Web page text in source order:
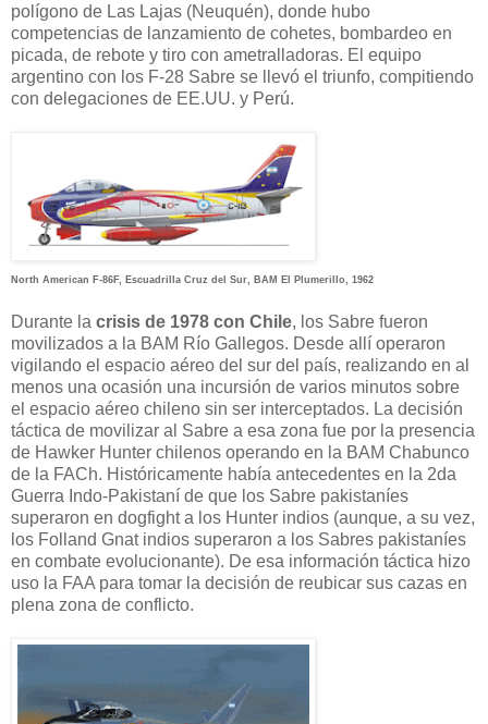
polígono de Las Lajas (Neuquén), donde hubo
competencias de lanzamiento de cohetes, bombardeo en
picada, de rebote y tiro con ametralladoras. El equipo
argentino con los F-28 Sabre se llevó el triunfo, compitiendo
con delegaciones de EE.UU. y Perú.
North American F-86F, Escuadrilla Cruz del Sur, BAM El Plumerillo, 1962
Durante la crisis de 1978 con Chile, los Sabre fueron
movilizados a la BAM Río Gallegos. Desde allí operaron
vigilando el espacio aéreo del sur del país, realizando en al
menos una ocasión una incursión de varios minutos sobre
el espacio aéreo chileno sin ser interceptados. La decisión
táctica de movilizar al Sabre a esa zona fue por la presencia
de Hawker Hunter chilenos operando en la BAM Chabunco
de la FACh. Históricamente había antecedentes en la 2da
Guerra Indo-Pakistaní de que los Sabre pakistaníes
superaron en dogfight a los Hunter indios (aunque, a su vez,
los Folland Gnat indios superaron a los Sabres pakistaníes
en combate evolucionante). De esa información táctica hizo
uso la FAA para tomar la decisión de reubicar sus cazas en
plena zona de conflicto.